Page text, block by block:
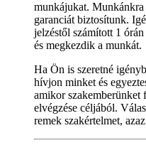
munkájukat. Munkánkra
garanciát biztosítunk.
jelzéstől számított 1
és megkezdik a munkát.
Ha Ön is szeretné
hívjon minket és
amikor szakemberünket
elvégzése céljából.
remek szakértelmet,